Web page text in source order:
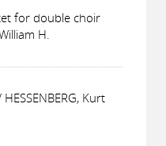
for double choir
H.
Kurt